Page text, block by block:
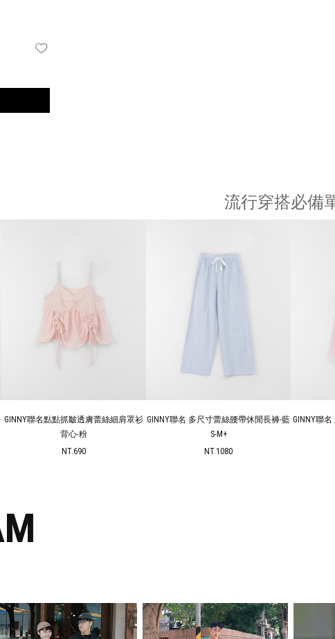
流行穿搭必備
GINNY聯名點點抓皺透膚蕾絲細肩罩衫
背心-粉
NT.690
GINNY聯名 多尺寸蕾絲腰帶休閒長褲-藍
S-M+
NT.1080
GINNY聯